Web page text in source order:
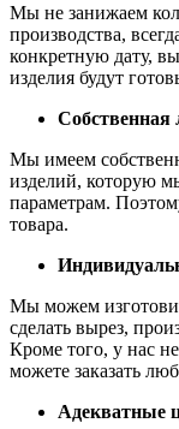
Мы не занижаем
производства,
конкретную дату,
изделия будут
Собственная
Мы имеем
изделий, которую
параметрам.
товара.
Мы можем
сделать вырез,
Кроме того, у нас
можете заказать
Адекватные